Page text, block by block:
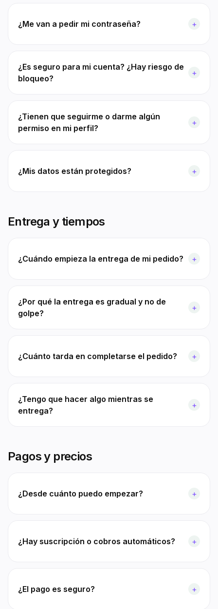
¿Me van a pedir mi contraseña? +
¿Es seguro para mi cuenta? ¿Hay riesgo de
bloqueo?
+
¿Tienen que seguirme o darme algún
permiso en mi perfil?
+
¿Mis datos están protegidos? +
Entrega y tiempos
¿Cuándo empieza la entrega de mi pedido? +
¿Por qué la entrega es gradual y no de
golpe?
+
¿Cuánto tarda en completarse el pedido? +
¿Tengo que hacer algo mientras se
entrega?
+
Pagos y precios
¿Desde cuánto puedo empezar? +
¿Hay suscripción o cobros automáticos? +
¿El pago es seguro? +